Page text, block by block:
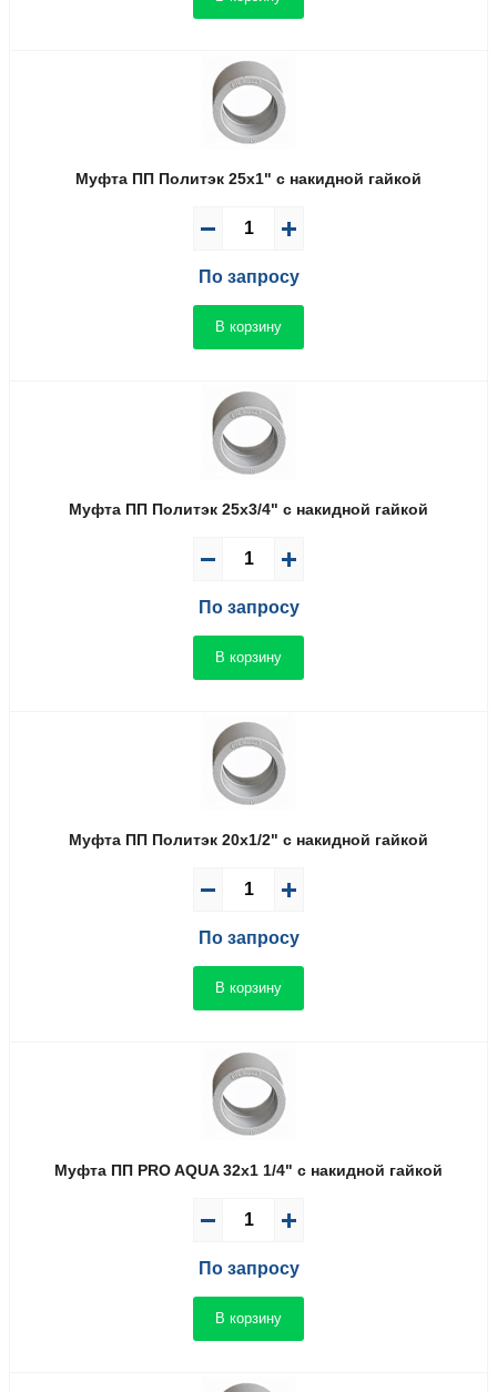
Муфта ПП Политэк 25x1" с накидной гайкой
По запросу
В корзину
Муфта ПП Политэк 25x3/4" с накидной гайкой
По запросу
В корзину
Муфта ПП Политэк 20x1/2" с накидной гайкой
По запросу
В корзину
Муфта ПП PRO AQUA 32x1 1/4" с накидной гайкой
По запросу
В корзину